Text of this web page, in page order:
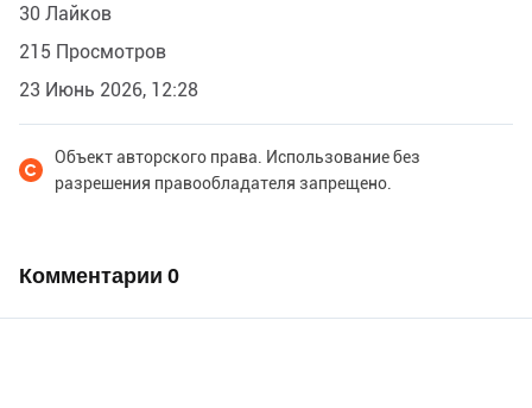
30 Лайков
215 Просмотров
23 Июнь 2026, 12:28
Объект авторского права. Использование без
разрешения правообладателя запрещено.
Комментарии 0